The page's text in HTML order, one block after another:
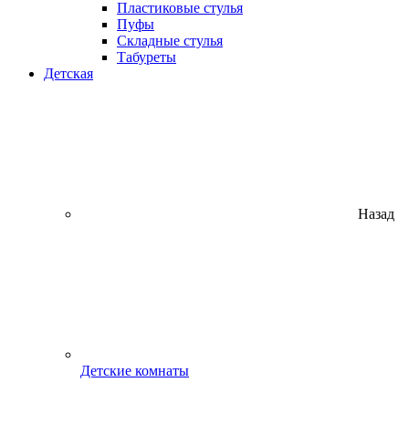
Пластиковые стулья
Пуфы
Складные стулья
Табуреты
Детская
Назад
Детские комнаты